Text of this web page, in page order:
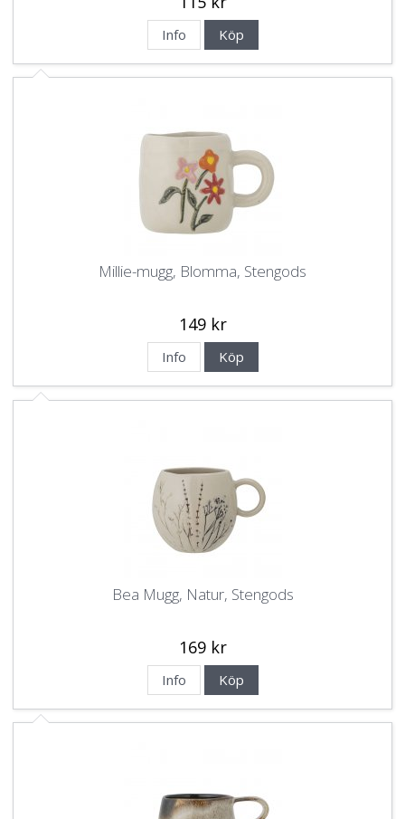
Info Köp
Millie-mugg, Blomma, Stengods
149 kr
Info Köp
Bea Mugg, Natur, Stengods
169 kr
Info Köp